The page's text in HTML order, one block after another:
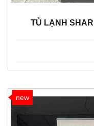
TỦ LẠNH
new